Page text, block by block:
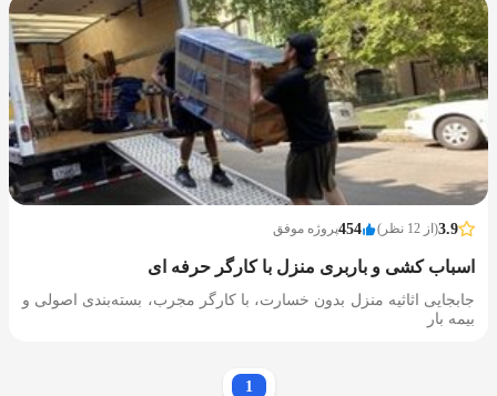
3.9(از 12 نظر) 454پروژه موفق
اسباب کشی و باربری منزل با کارگر حرفه ای
جابجایی اثاثیه منزل بدون خسارت، با کارگر مجرب، بسته‌بندی اصولی و
بیمه بار
1